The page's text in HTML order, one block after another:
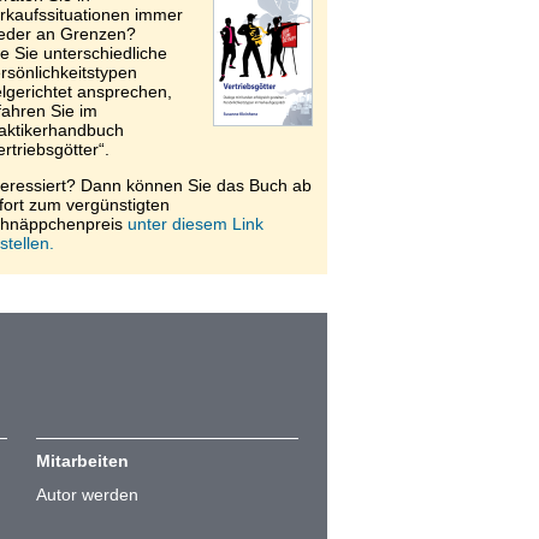
immer
an Grenzen?
Sie unterschiedliche
ansprechen,
Sie im
Dann können Sie das Buch ab
zum vergünstigten
unter diesem Link
Mitarbeiten
Autor werden